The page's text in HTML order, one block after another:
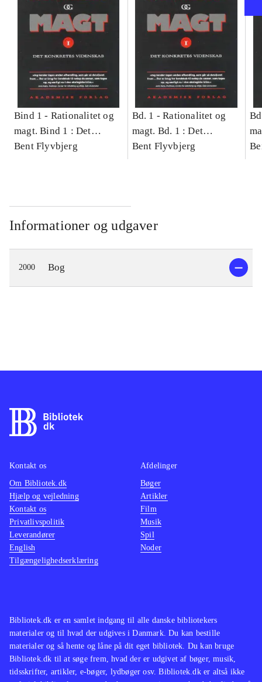
Bind 1 - Rationalitet og
magt. Bind 1 : Det
konkretes videnskab
Bent Flyvbjerg
Bd. 1 -Rationalitet og
magt. Bd. 1 : Det
konkretes videnskab
Bent Flyvbjerg
Informationer og udgaver
2000 Bog
Bibliotek.dk er en samlet indgang til alle danske bibliotekers
materialer og til hvad der udgives i Danmark. Du kan bestille
materialer og så hente og låne på dit eget bibliotek. Du kan bruge
Bibliotek.dk til at søge frem, hvad der er udgivet af bøger, musik,
tidsskrifter, artikler, e-bøger, lydbøger osv. Bibliotek.dk er altså ikke
Kontakt os
Om Bibliotek.dk
Hjælp og vejledning
Kontakt os
Privatlivspolitik
Leverandører
English
Tilgængelighedserklæring
Afdelinger
Bøger
Artikler
Film
Musik
Spil
Noder